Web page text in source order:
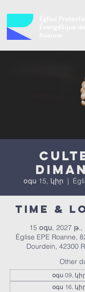
օգս 15, կիր
  |
Time &
15 օգս, 2027 թ.,
Église EPE Roanne,
Dourdein, 42300
Other
օգս 09,
օգս 16,